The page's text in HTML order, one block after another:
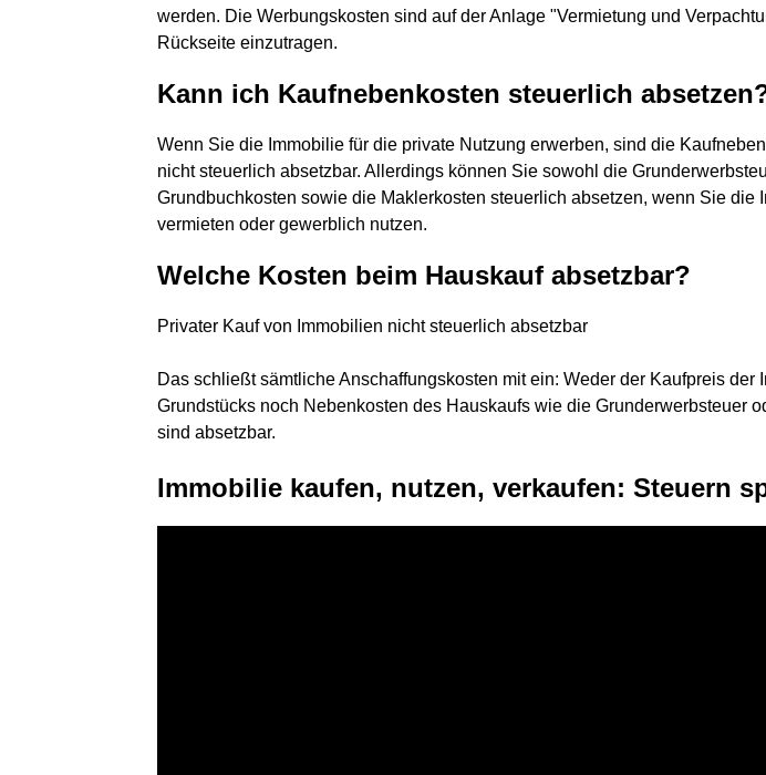
werden. Die Werbungskosten sind auf der Anlage "Vermietung und
Rückseite einzutragen.
Kann ich Kaufnebenkosten steuerlich
Wenn Sie die Immobilie für die private Nutzung erwerben, sind die
nicht steuerlich absetzbar. Allerdings können Sie sowohl die
Grundbuchkosten sowie die Maklerkosten steuerlich absetzen, wenn Sie die
vermieten oder gewerblich nutzen.
Welche Kosten beim Hauskauf absetzbar?
Privater Kauf von Immobilien nicht steuerlich absetzbar
Das schließt sämtliche Anschaffungskosten mit ein: Weder der Kaufpreis der
Grundstücks noch Nebenkosten des Hauskaufs wie die Grunderwerbsteuer
sind absetzbar.
Immobilie kaufen, nutzen, verkaufen: Steuern